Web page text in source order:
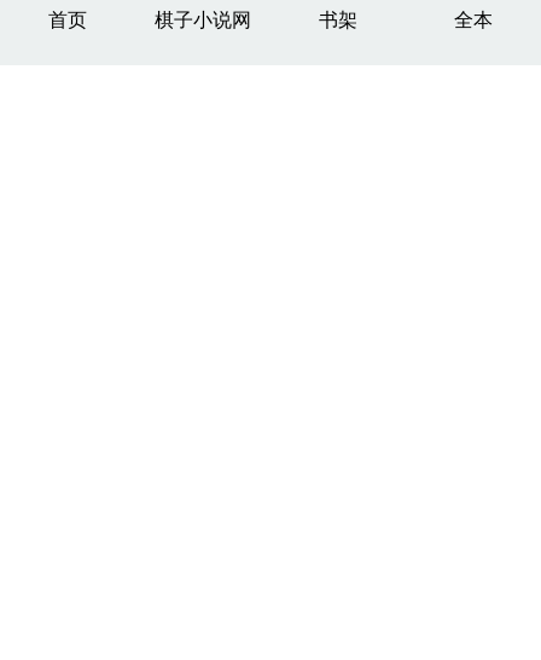
首页 棋子小说网 书架 全本